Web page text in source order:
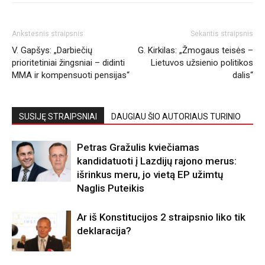
Ankstesnis straipsnis
V. Gapšys: „Darbiečių
prioritetiniai žingsniai – didinti
MMA ir kompensuoti pensijas“
Sekantis straipsnis
G. Kirkilas: „Žmogaus teisės –
Lietuvos užsienio politikos
dalis“
SUSIJĘ STRAIPSNIAI DAUGIAU ŠIO AUTORIAUS TURINIO
Petras Gražulis kviečiamas
kandidatuoti į Lazdijų rajono merus:
išrinkus meru, jo vietą EP užimtų
Naglis Puteikis
Ar iš Konstitucijos 2 straipsnio liko tik
deklaracija?